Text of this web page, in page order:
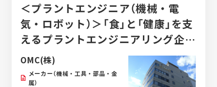
＜プラントエンジニア（機械・電
気・ロボット）＞「食」と「健康」を支
えるプラントエンジニアリング企
業/未経験歓迎/創業115年の安定企
業/昨年度賞与4～5ヶ月分
OMC(株)
メーカー（機械・工具・部品・金
属）